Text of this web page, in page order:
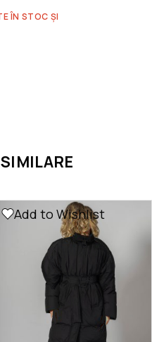
ÎN STOC ȘI
Add to Wishlist